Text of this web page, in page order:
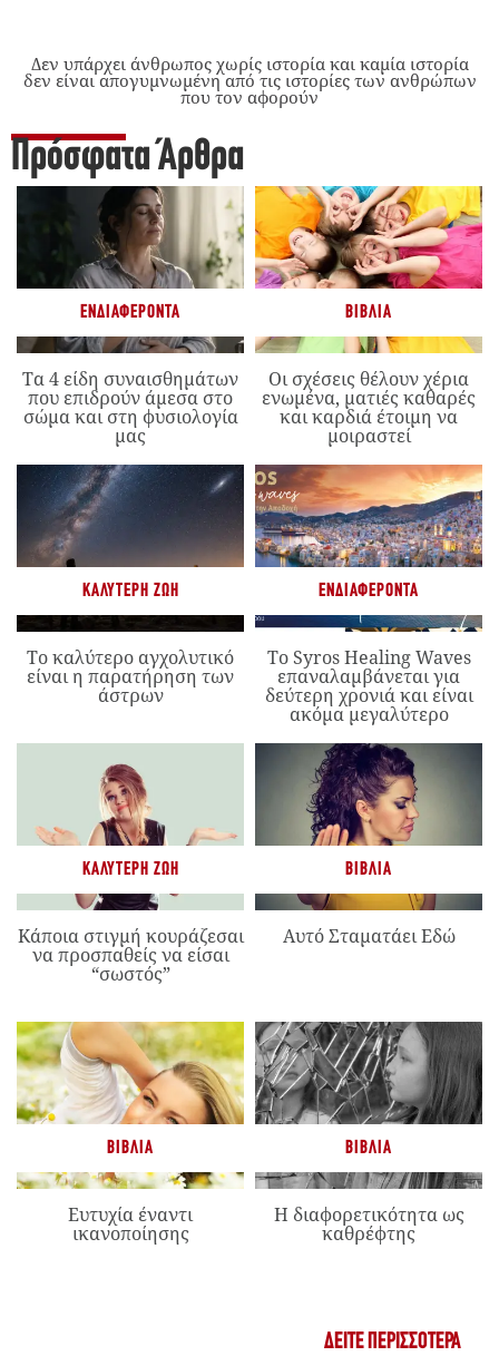
Δεν υπάρχει άνθρωπος χωρίς ιστορία και καμία ιστορία
δεν είναι απογυμνωμένη από τις ιστορίες των ανθρώπων
που τον αφορούν
Πρόσφατα Άρθρα
ΕΝΔΙΑΦΈΡΟΝΤΑ
Τα 4 είδη συναισθημάτων
που επιδρούν άμεσα στο
σώμα και στη φυσιολογία
μας
ΒΙΒΛΊΑ
Οι σχέσεις θέλουν χέρια
ενωμένα, ματιές καθαρές
και καρδιά έτοιμη να
μοιραστεί
ΚΑΛΎΤΕΡΗ ΖΩΉ
Το καλύτερο αγχολυτικό
είναι η παρατήρηση των
άστρων
ΕΝΔΙΑΦΈΡΟΝΤΑ
Το Syros Healing Waves
επαναλαμβάνεται για
δεύτερη χρονιά και είναι
ακόμα μεγαλύτερο
ΚΑΛΎΤΕΡΗ ΖΩΉ
Κάποια στιγμή κουράζεσαι
να προσπαθείς να είσαι
“σωστός”
ΒΙΒΛΊΑ
Αυτό Σταματάει Εδώ
ΒΙΒΛΊΑ
Ευτυχία έναντι
ικανοποίησης
ΒΙΒΛΊΑ
Η διαφορετικότητα ως
καθρέφτης
ΔΕΊΤΕ ΠΕΡΙΣΣΌΤΕΡΑ